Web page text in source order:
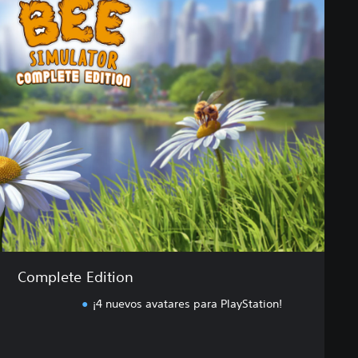
Complete Edition
¡4 nuevos avatares para PlayStation!